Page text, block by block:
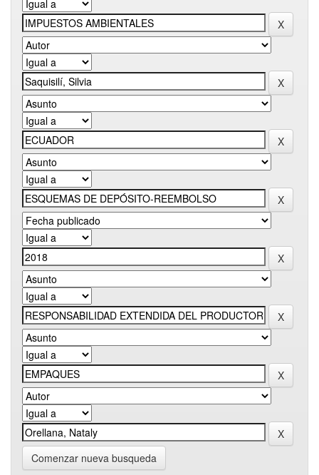
Comenzar nueva busqueda